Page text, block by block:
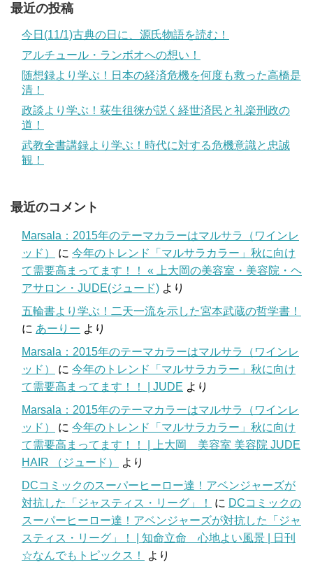
最近の投稿
今日(11/1)古典の日に、源氏物語を読む！
アルチュール・ランボオへの想い！
随想録より学ぶ！日本の経済危機を何度も救った高橋是
清！
政談より学ぶ！荻生徂徠が説く経世済民と礼楽刑政の
道！
武教全書講録より学ぶ！時代に対する危機意識と忠誠
観！
最近のコメント
Marsala：2015年のテーマカラーはマルサラ（ワインレ
ッド）
に 今年のトレンド「マルサラカラー」秋に向け
て需要高まってます！！ « 上大岡の美容室・美容院・ヘ
アサロン・JUDE(ジュード) より
五輪書より学ぶ！二天一流を示した宮本武蔵の哲学書！
に あーりー より
Marsala：2015年のテーマカラーはマルサラ（ワインレ
ッド）
に 今年のトレンド「マルサラカラー」秋に向け
て需要高まってます！！ | JUDE より
Marsala：2015年のテーマカラーはマルサラ（ワインレ
ッド）
に 今年のトレンド「マルサラカラー」秋に向け
て需要高まってます！！ | 上大岡 美容室 美容院 JUDE
HAIR （ジュード）
より
DCコミックのスーパーヒーロー達！アベンジャーズが
対抗した「ジャスティス・リーグ」！
に DCコミックの
スーパーヒーロー達！アベンジャーズが対抗した「ジャ
スティス・リーグ」！ | 知命立命 心地よい風景 | 日刊
☆なんでもトピックス！
より